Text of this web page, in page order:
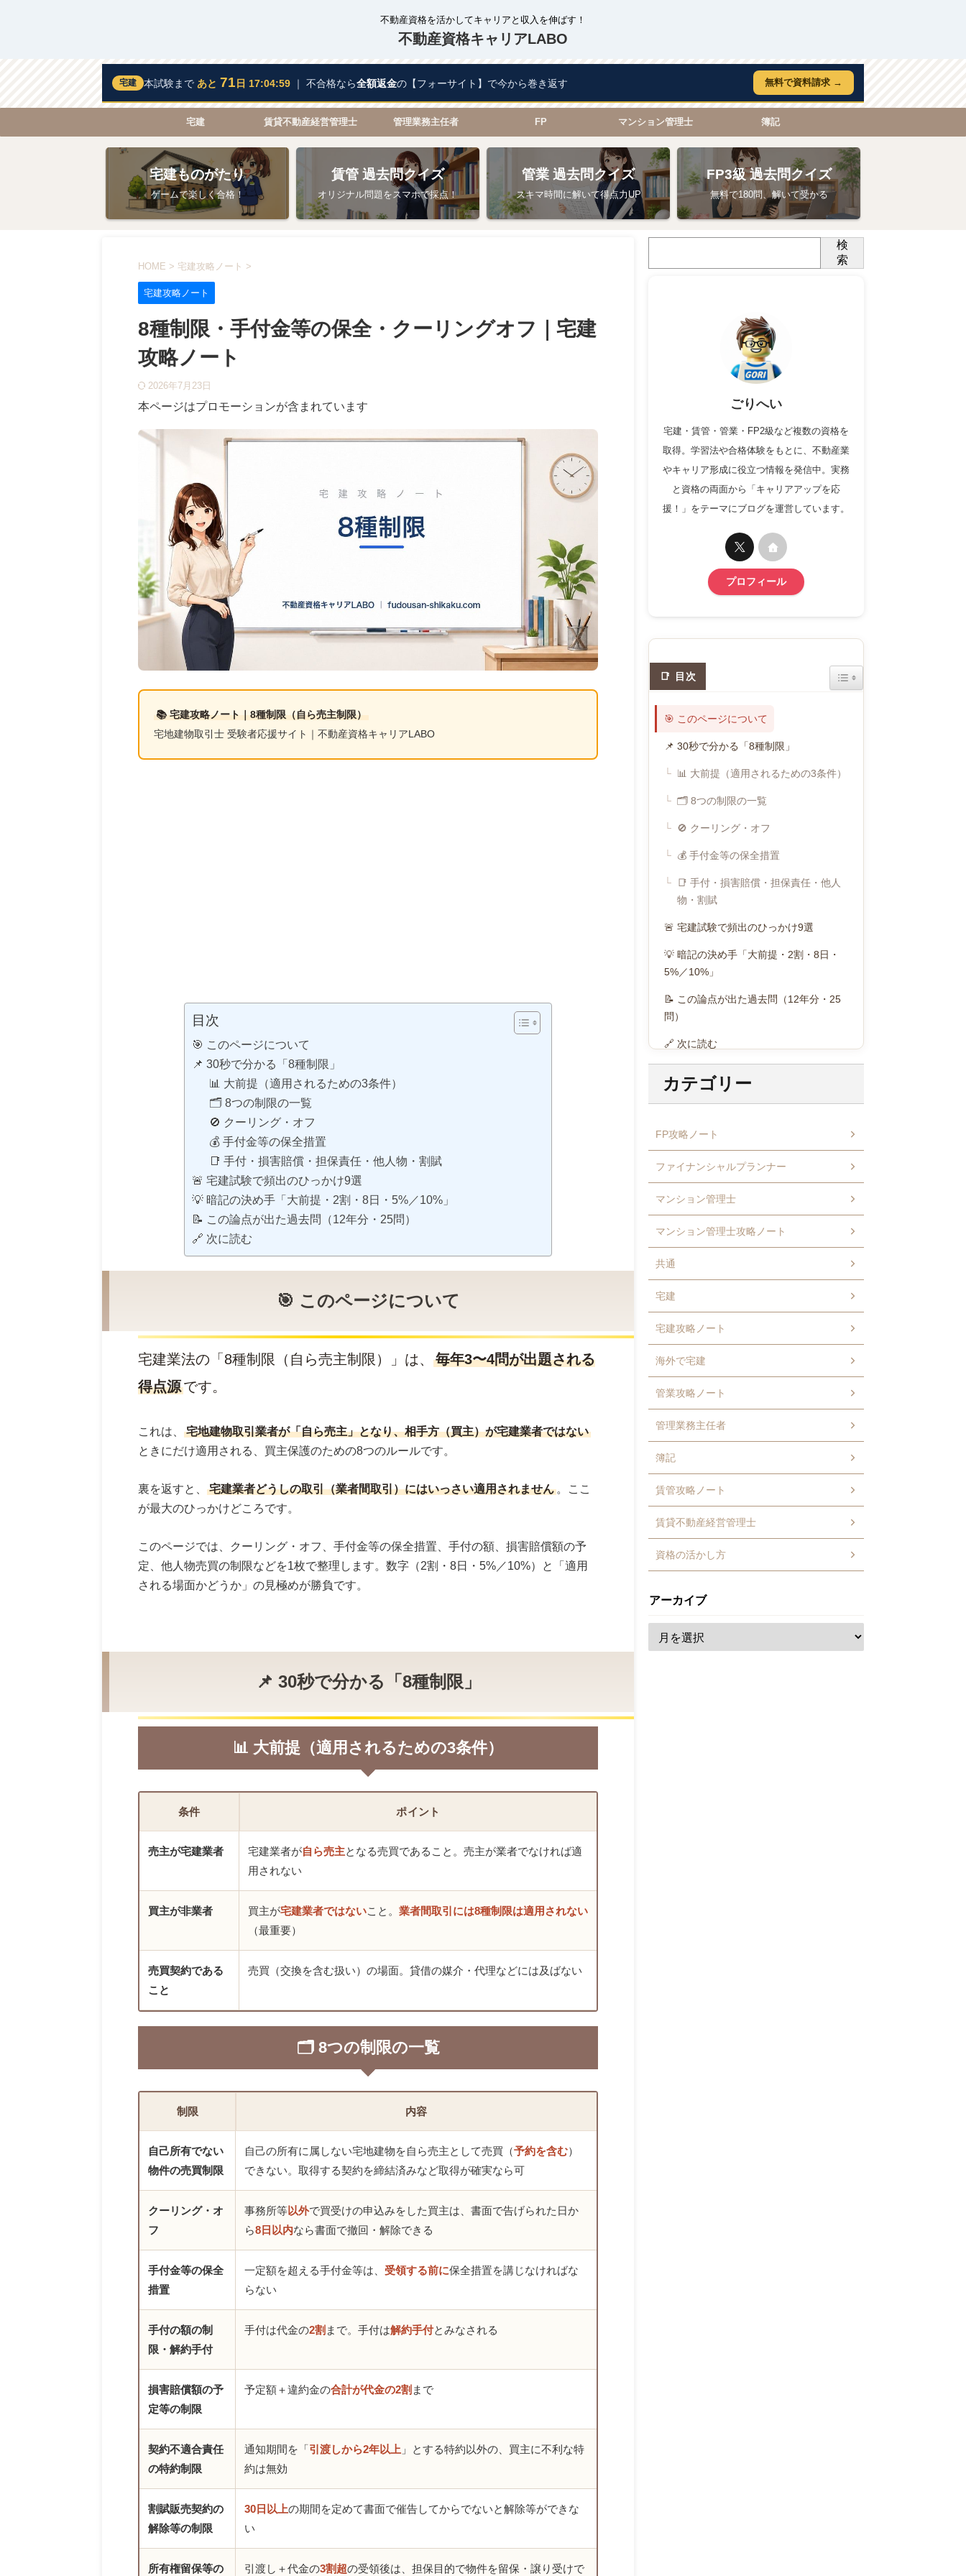
不動産資格を活かしてキャリアと収入を伸ばす！
不動産資格キャリアLABO
宅建 本試験まで あと 71 日 17:04:58 ｜ 不合格なら全額返金の【フォーサイト】で今から巻き返す 無料で資料請求 →
宅建 賃貸不動産経営管理士 管理業務主任者 FP マンション管理士 簿記
宅建ものがたり
ゲームで楽しく合格！
賃管 過去問クイズ
オリジナル問題をスマホで採点！
管業 過去問クイズ
スキマ時間に解いて得点力UP
FP3級 過去問クイズ
無料で180問、解いて受かる
HOME > 宅建攻略ノート >
宅建攻略ノート
8種制限・手付金等の保全・クーリングオフ｜宅建
攻略ノート
2026年7月23日
本ページはプロモーションが含まれています
📚 宅建攻略ノート｜8種制限（自ら売主制限）
宅地建物取引士 受験者応援サイト｜不動産資格キャリアLABO
目次
🎯 このページについて
📌 30秒で分かる「8種制限」
📊 大前提（適用されるための3条件）
🗂 8つの制限の一覧
🚫 クーリング・オフ
💰 手付金等の保全措置
📑 手付・損害賠償・担保責任・他人物・割賦
🚨 宅建試験で頻出のひっかけ9選
💡 暗記の決め手「大前提・2割・8日・5%／10%」
📝 この論点が出た過去問（12年分・25問）
🔗 次に読む
🎯 このページについて
宅建業法の「8種制限（自ら売主制限）」は、
毎年3〜4問が出題される
得点源です。
これは、
宅地建物取引業者が「自ら売主」となり、相手方（買主）が宅建業者ではない
ときにだけ適用される、買主保護のための8つのルールです。
裏を返すと、 宅建業者どうしの取引（業者間取引）にはいっさい適用されません 。ここ
が最大のひっかけどころです。
このページでは、クーリング・オフ、手付金等の保全措置、手付の額、損害賠償額の予
定、他人物売買の制限などを1枚で整理します。数字（2割・8日・5%／10%）と「適用
される場面かどうか」の見極めが勝負です。
📌 30秒で分かる「8種制限」
📊 大前提（適用されるための3条件）
条件 ポイント
売主が宅建業者 宅建業者が自ら売主となる売買であること。売主が業者でなければ適
用されない
買主が非業者 買主が宅建業者ではないこと。 業者間取引には8種制限は適用されない
（最重要）
売買契約である
こと
売買（交換を含む扱い）の場面。貸借の媒介・代理などには及ばない
🗂 8つの制限の一覧
制限 内容
自己所有でない
物件の売買制限
自己の所有に属しない宅地建物を自ら売主として売買（予約を含む）
できない。取得する契約を締結済みなど取得が確実なら可
クーリング・オ
フ
事務所等以外で買受けの申込みをした買主は、書面で告げられた日か
ら8日以内なら書面で撤回・解除できる
手付金等の保全
措置
一定額を超える手付金等は、 受領する前に保全措置を講じなければな
らない
手付の額の制
限・解約手付
手付は代金の2割 まで。手付は解約手付とみなされる
損害賠償額の予
定等の制限
予定額＋違約金の合計が代金の2割 まで
契約不適合責任
の特約制限
通知期間を「引渡しから2年以上 」とする特約以外の、買主に不利な特
約は無効
割賦販売契約の
解除等の制限
30日以上の期間を定めて書面で催告してからでないと解除等ができな
い
所有権留保等の 引渡し＋代金の3割超の受領後は、担保目的で物件を留保・譲り受けで
検
索
ごりへい
宅建・賃管・管業・FP2級など複数の資格を
取得。学習法や合格体験をもとに、不動産業
やキャリア形成に役立つ情報を発信中。実務
と資格の両面から「キャリアアップを応
援！」をテーマにブログを運営しています。
プロフィール
目次 Toggle Table of Content
🎯 このページについて
📌 30秒で分かる「8種制限」
📊 大前提（適用されるための3条件）
🗂 8つの制限の一覧
🚫 クーリング・オフ
💰 手付金等の保全措置
📑 手付・損害賠償・担保責任・他人
物・割賦
🚨 宅建試験で頻出のひっかけ9選
💡 暗記の決め手「大前提・2割・8日・
5%／10%」
📝 この論点が出た過去問（12年分・25
問）
🔗 次に読む
カテゴリー
FP攻略ノート
ファイナンシャルプランナー
マンション管理士
マンション管理士攻略ノート
共通
宅建
宅建攻略ノート
海外で宅建
管業攻略ノート
管理業務主任者
簿記
賃管攻略ノート
賃貸不動産経営管理士
資格の活かし方
アーカイブ